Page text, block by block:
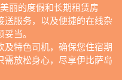
丽的度假和长期租赁房
送服务，以及便捷的在线杂
当。
特色司机，确保您住宿期
需放松身心，尽享伊比萨岛